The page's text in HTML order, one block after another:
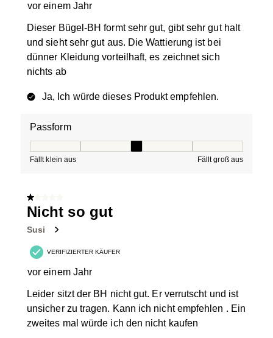
vor einem Jahr
Dieser Bügel-BH formt sehr gut, gibt sehr gut halt
und sieht sehr gut aus. Die Wattierung ist bei
dünner Kleidung vorteilhaft, es zeichnet sich
nichts ab
Ja, Ich würde dieses Produkt empfehlen.
Passform
Fällt klein aus Fällt groß aus
1 von 5 Sternen.
Nicht so gut
Susi
VERIFIZIERTER KÄUFER
vor einem Jahr
Leider sitzt der BH nicht gut. Er verrutscht und ist
unsicher zu tragen. Kann ich nicht empfehlen . Ein
zweites mal würde ich den nicht kaufen